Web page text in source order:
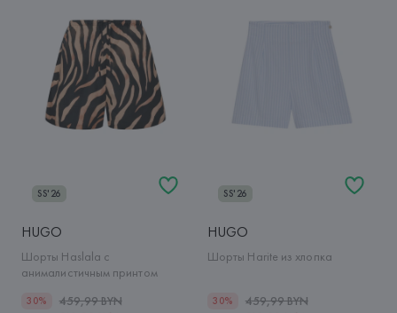
SS'26
HUGO
Шорты Haslala с
анималистичным принтом
30%
459,99 BYN
SS'26
HUGO
Шорты Harite из хлопка
30%
459,99 BYN